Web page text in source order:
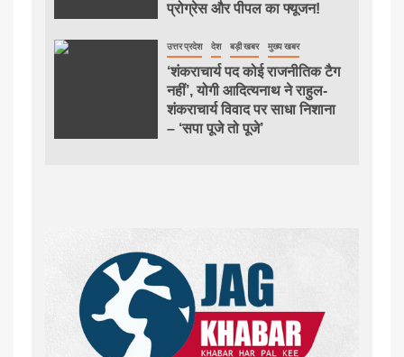
प्रोग्रेस और पीपल का फ्यूजन!
उत्तर प्रदेश देश बड़ी खबर मुख्य खबर
‘शंकराचार्य पद कोई राजनीतिक टैग
नहीं’, योगी आदित्यनाथ ने राहुल-
शंकराचार्य विवाद पर साधा निशाना
– ‘सपा पूजे तो पूजे’